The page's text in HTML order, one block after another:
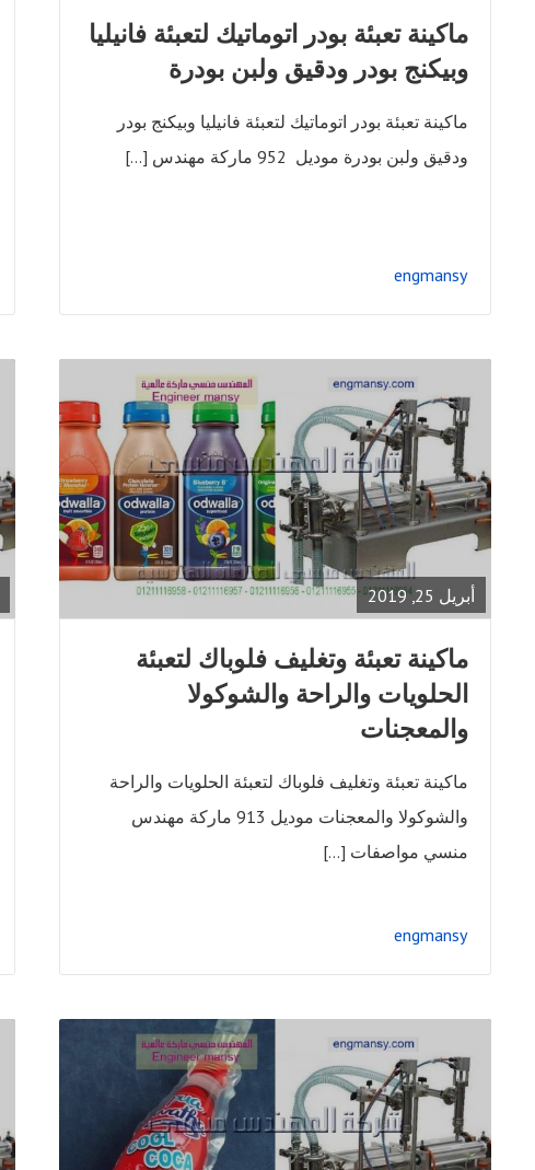
ماكينة تعبئة بودر اتوماتيك لتعبئة فانيليا
وبيكنج بودر ودقيق ولبن بودرة
ماكينة تعبئة بودر اتوماتيك لتعبئة فانيليا وبيكنج بودر
ودقيق ولبن بودرة موديل 952 ماركة مهندس […]
engmansy
أبريل 25, 2019
READ
FULL
POST
ماكينة تعبئة وتغليف فلوباك لتعبئة
الحلويات والراحة والشوكولا
والمعجنات
ماكينة تعبئة وتغليف فلوباك لتعبئة الحلويات والراحة
والشوكولا والمعجنات موديل 913 ماركة مهندس
منسي مواصفات […]
engmansy